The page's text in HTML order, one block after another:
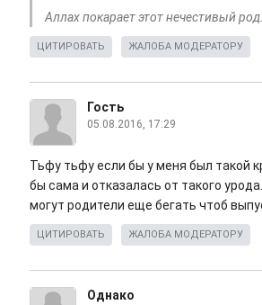
Аллах покарает этот нечестивый род.
ЦИТИРОВАТЬ ЖАЛОБА МОДЕРАТОРУ
Гость
05.08.2016, 17:29
Тьфу тьфу если бы у меня был такой
бы сама и отказалась от такого
могут родители еще бегать чтоб
ЦИТИРОВАТЬ ЖАЛОБА МОДЕРАТОРУ
Однако